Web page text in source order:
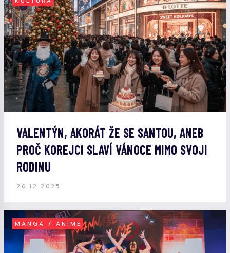
VALENTÝN, AKORÁT ŽE SE SANTOU, ANEB
PROČ KOREJCI SLAVÍ VÁNOCE MIMO SVOJI
RODINU
20.12.2025
MANGA / ANIME